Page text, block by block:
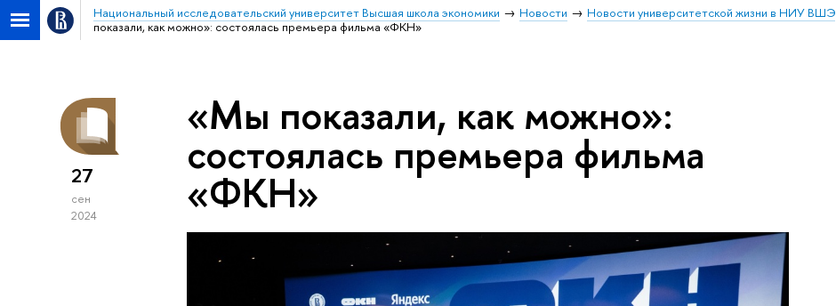
Национальный исследовательский университет Высшая школа экономики Новости Новости университетской жизни в НИУ ВШЭ
показали, как можно»: состоялась премьера фильма «ФКН»
27
сен
2024
«Мы показали, как можно»:
состоялась премьера фильма
«ФКН»